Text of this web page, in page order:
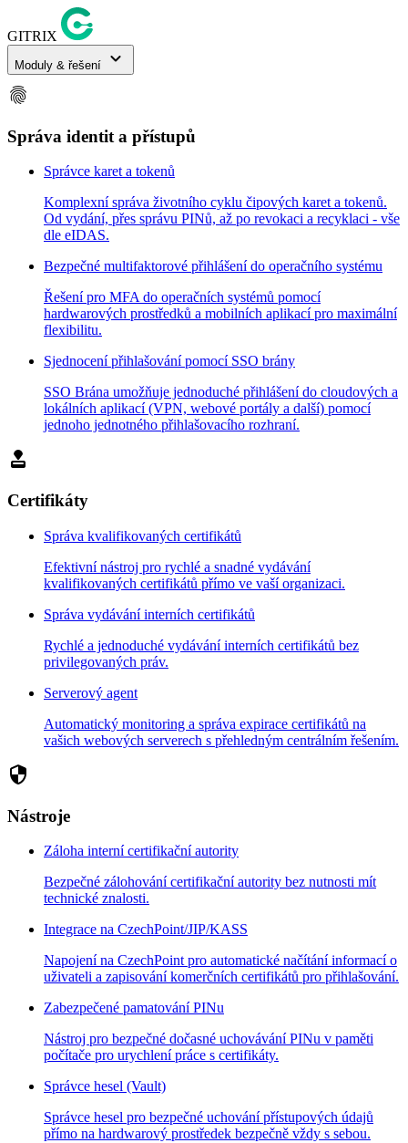
GITRIX
Moduly & řešení
expand_more
fingerprint
Správa identit a přístupů
Správce karet a tokenů
Komplexní správa životního cyklu čipových karet a tokenů.
Od vydání, přes správu PINů, až po revokaci a recyklaci - vše
dle eIDAS.
Bezpečné multifaktorové přihlášení do operačního systému
Řešení pro MFA do operačních systémů pomocí
hardwarových prostředků a mobilních aplikací pro maximální
flexibilitu.
Sjednocení přihlašování pomocí SSO brány
SSO Brána umožňuje jednoduché přihlášení do cloudových a
lokálních aplikací (VPN, webové portály a další) pomocí
jednoho jednotného přihlašovacího rozhraní.
approval
Certifikáty
Správa kvalifikovaných certifikátů
Efektivní nástroj pro rychlé a snadné vydávání
kvalifikovaných certifikátů přímo ve vaší organizaci.
Správa vydávání interních certifikátů
Rychlé a jednoduché vydávání interních certifikátů bez
privilegovaných práv.
Serverový agent
Automatický monitoring a správa expirace certifikátů na
vašich webových serverech s přehledným centrálním řešením.
security
Nástroje
Záloha interní certifikační autority
Bezpečné zálohování certifikační autority bez nutnosti mít
technické znalosti.
Integrace na CzechPoint/JIP/KASS
Napojení na CzechPoint pro automatické načítání informací o
uživateli a zapisování komerčních certifikátů pro přihlašování.
Zabezpečené pamatování PINu
Nástroj pro bezpečné dočasné uchovávání PINu v paměti
počítače pro urychlení práce s certifikáty.
Správce hesel (Vault)
Správce hesel pro bezpečné uchování přístupových údajů
přímo na hardwarový prostředek bezpečně vždy s sebou.